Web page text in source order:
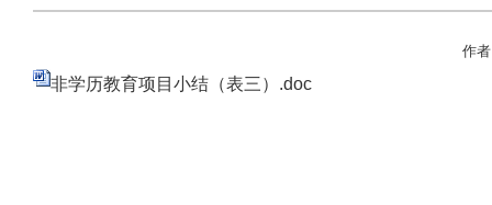
作
非学历教育项目小结（表三）.doc